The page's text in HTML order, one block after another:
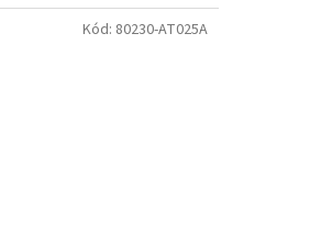
Kód: 80230-AT025A